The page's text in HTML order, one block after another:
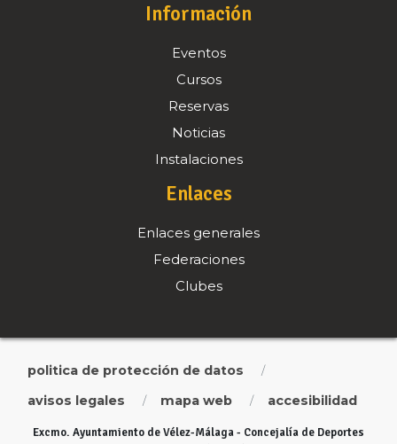
Información
Eventos
Cursos
Reservas
Noticias
Instalaciones
Enlaces
Enlaces generales
Federaciones
Clubes
politica de protección de datos /
avisos legales / mapa web / accesibilidad
Excmo. Ayuntamiento de Vélez-Málaga - Concejalía de Deportes